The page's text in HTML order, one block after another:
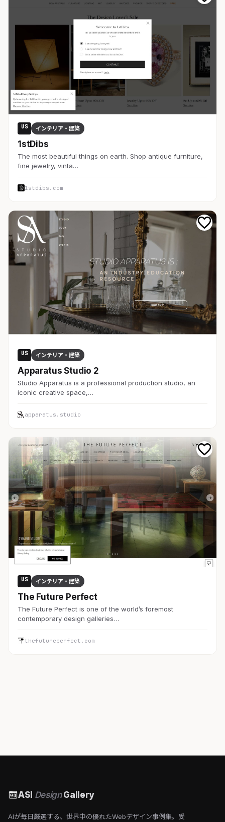
US インテリア・建築
1stDibs
The most beautiful things on earth. Shop antique furniture,
fine jewelry, vinta…
1stdibs.com
US インテリア・建築
Apparatus Studio 2
Studio Apparatus is a professional production studio, an
iconic creative space,…
apparatus.studio
US インテリア・建築
The Future Perfect
The Future Perfect is one of the world’s foremost
contemporary design galleries…
thefutureperfect.com
ASI DesignGallery
AIが毎日厳選する、世界中の優れたWebデザイン事例集。受